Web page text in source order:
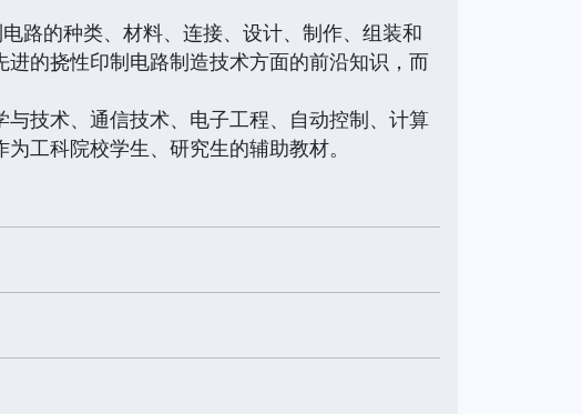
路的种类、材料、连接、设计、制作、组装和
的挠性印制电路制造技术方面的前沿知识，而
技术、通信技术、电子工程、自动控制、计算
工科院校学生、研究生的辅助教材。